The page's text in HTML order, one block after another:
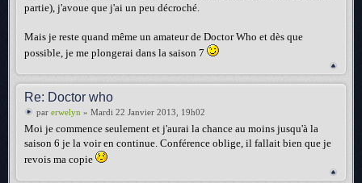
partie), j'avoue que j'ai un peu décroché.
Mais je reste quand même un amateur de Doctor Who et dès que
possible, je me plongerai dans la saison 7
Re: Doctor who
par erwelyn » Mardi 22 Janvier 2013, 19h02
Moi je commence seulement et j'aurai la chance au moins jusqu'à la
saison 6 je la voir en continue. Conférence oblige, il fallait bien que je
revois ma copie